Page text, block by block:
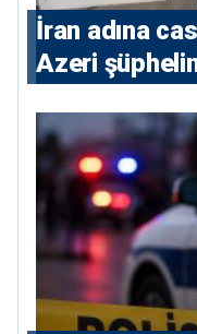
İran adına
Azeri